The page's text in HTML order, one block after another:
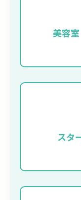
美容
施術事例の
ペーン情報
発揮します
ブラン
スタ
まずは事業
のコストで
ーバー管理